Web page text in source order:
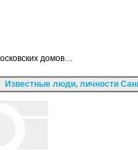
домов…
Известные люди, личности